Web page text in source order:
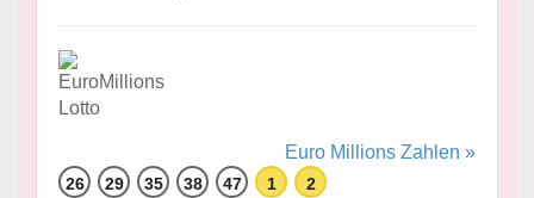
Euro Millions Zahlen »
26 29 35 38 47 1 2